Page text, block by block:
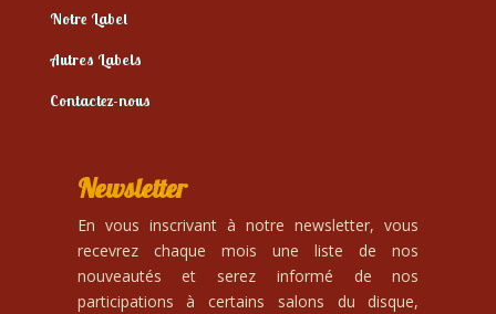
Notre Label
Autres Labels
Contactez-nous
Newsletter
En vous inscrivant à notre newsletter, vous
recevrez chaque mois une liste de nos
nouveautés et serez informé de nos
participations à certains salons du disque,